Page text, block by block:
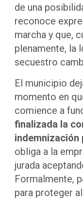
de una
reconoce
marcha y que,
plenamente, la
secuestro
El municipio
momento en
comience a
finalizada la
indemnización
obliga a la
jurada
Formalmente,
para proteger